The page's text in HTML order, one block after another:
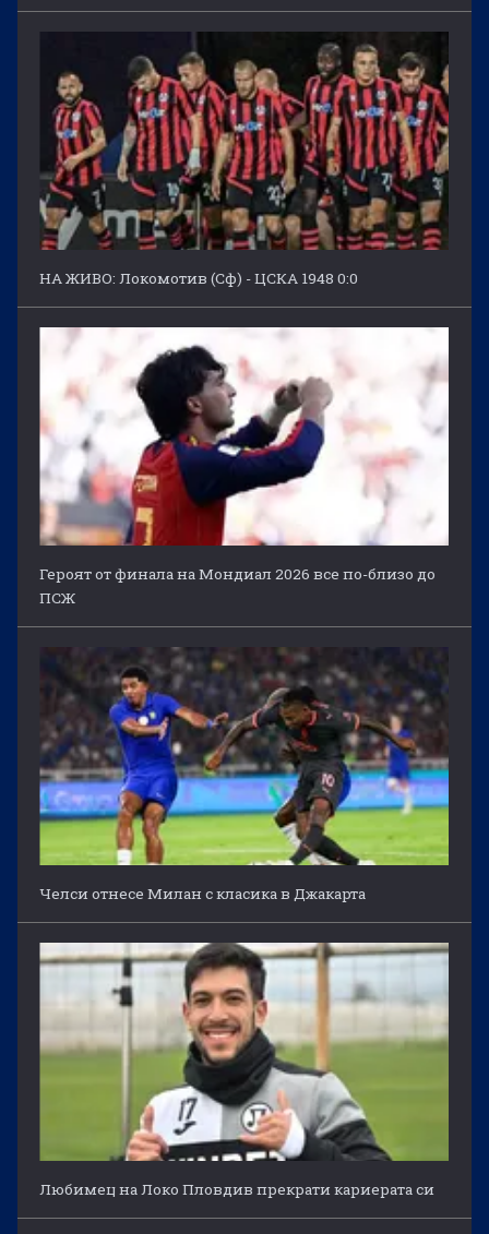
НА ЖИВО: Локомотив (Сф) - ЦСКА 1948 0:0
Героят от финала на Мондиал 2026 все по-близо до
ПСЖ
Челси отнесе Милан с класика в Джакарта
Любимец на Локо Пловдив прекрати кариерата си